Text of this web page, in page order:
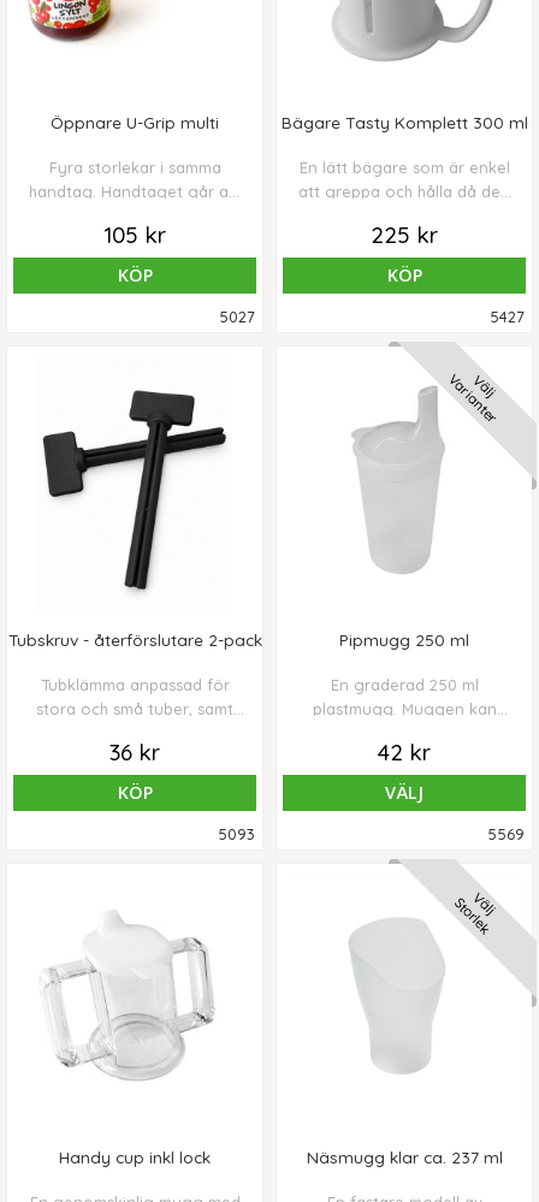
Öppnare U-Grip multi
Fyra storlekar i samma
handtag. Handtaget går att
bilden, låta gummit suga tag
i locket.
105 kr
KÖP
5027
Bägare Tasty Komplett 300 ml
En lätt bägare som är enkel
att greppa och hålla då den
praktisk.
225 kr
KÖP
5427
Tubskruv - återförslutare 2-pack
Tubklämma anpassad för
stora och små tuber, samt
mjölk, grädde, kaffe, te, m.m.
Säljes i 2-pack.
36 kr
KÖP
5093
Välj
Varianter
Pipmugg 250 ml
En graderad 250 ml
plastmugg. Muggen kan
rengöras i autoklaven.
Klarar även mikrovågsugn.
Finns med två storlekar på
pipens öppning. Den mindre
klarar kaffe, te o likn. Den
större pipöppningen (ca 15
mm) klarar mer trögflytande
vätska. Piplock ingår.
42 kr
VÄLJ
5569
Handy cup inkl lock
Välj
Storlek
Näsmugg klar ca. 237 ml